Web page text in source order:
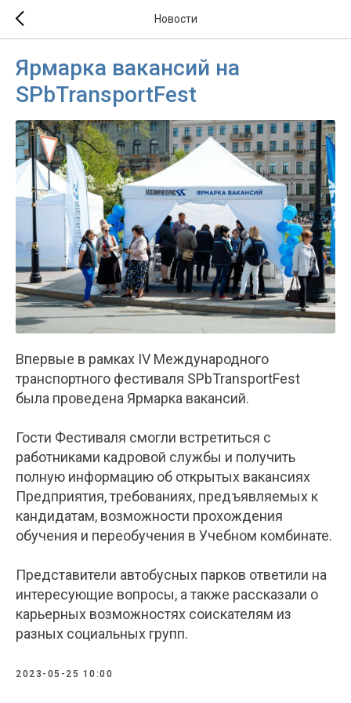
Новости
Ярмарка вакансий на
SPbTransportFest
Впервые в рамках IV Международного
транспортного фестиваля SPbTransportFest
была проведена Ярмарка вакансий.
Гости Фестиваля смогли встретиться с
работниками кадровой службы и получить
полную информацию об открытых вакансиях
Предприятия, требованиях, предъявляемых к
кандидатам, возможности прохождения
обучения и переобучения в Учебном комбинате.
Представители автобусных парков ответили на
интересующие вопросы, а также рассказали о
карьерных возможностях соискателям из
разных социальных групп.
2023-05-25 10:00